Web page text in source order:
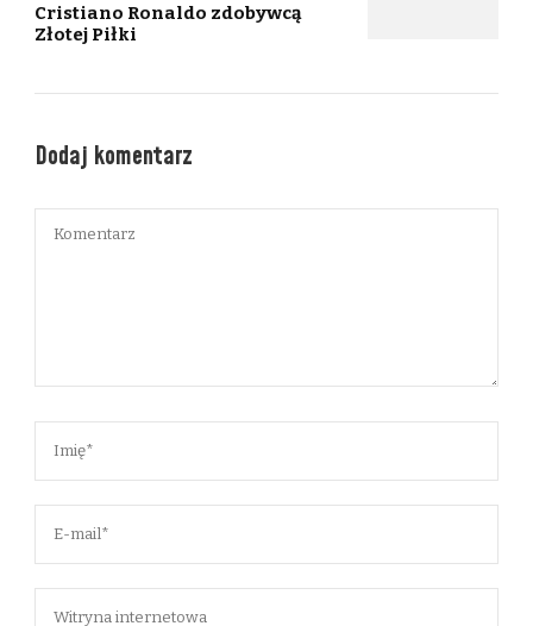
Cristiano Ronaldo zdobywcą
Złotej Piłki
Dodaj komentarz